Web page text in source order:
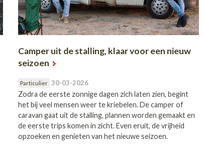
Camper uit de stalling, klaar voor een nieuw
seizoen
Particulier 30-03-2026
Zodra de eerste zonnige dagen zich laten zien, begint
het bij veel mensen weer te kriebelen. De camper of
caravan gaat uit de stalling, plannen worden gemaakt en
de eerste trips komen in zicht. Even eruit, de vrijheid
opzoeken en genieten van het nieuwe seizoen.